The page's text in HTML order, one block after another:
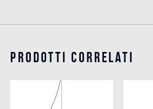
Prodotti Correlati